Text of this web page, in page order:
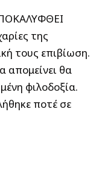
της
τους επιβίωση.
απομείνει θα
φιλοδοξία.
ποτέ σε